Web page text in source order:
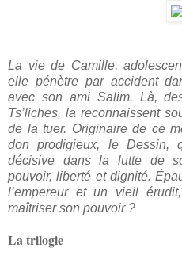
La vie de Camille,
elle pénètre par accident
avec son ami Salim. Là,
Ts’liches, la reconnaissent
de la tuer. Originaire de ce
don prodigieux, le Dessin,
décisive dans la lutte de
pouvoir, liberté et dignité.
l’empereur et un vieil
maîtriser son pouvoir ?
La trilogie